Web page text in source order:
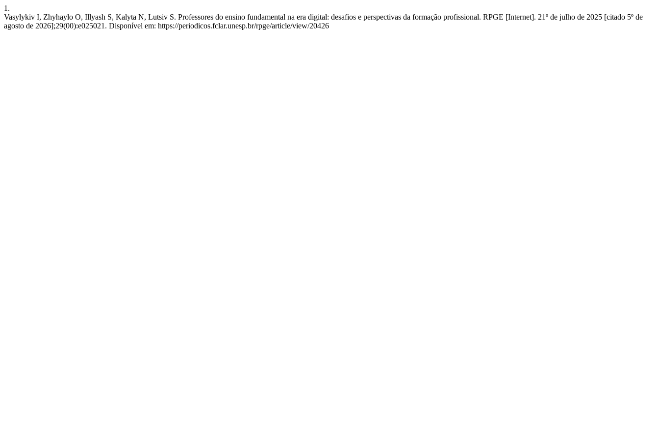
1.
Vasylykiv I, Zhyhaylo O, Illyash S, Kalyta N, Lutsiv S. Professores do ensino fundamental na era digital: desafios e perspectivas da formação profissional. RPGE [Internet]. 21º de julho de 2025 [citado 5º de
agosto de 2026];29(00):e025021. Disponível em: https://periodicos.fclar.unesp.br/rpge/article/view/20426